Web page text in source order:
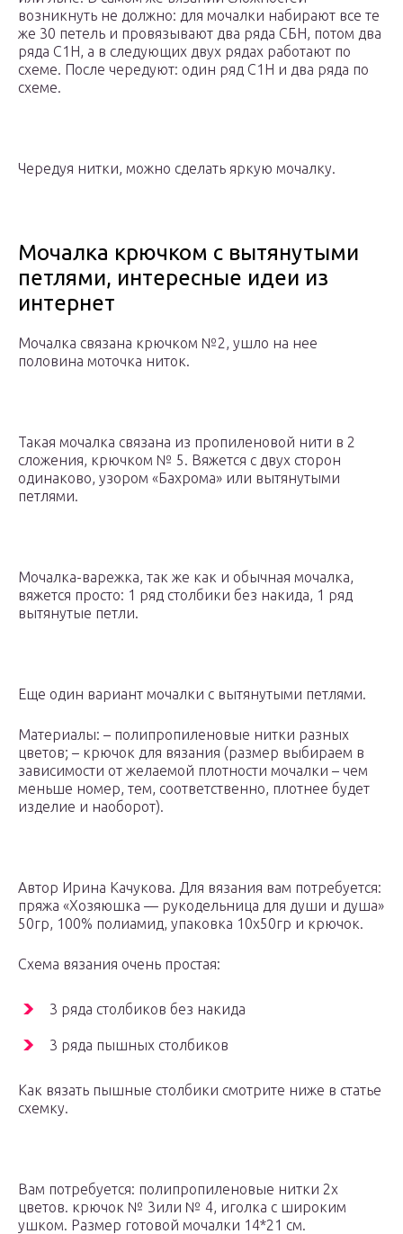
возникнуть не должно: для мочалки набирают все те
же 30 петель и провязывают два ряда СБН, потом два
ряда С1Н, а в следующих двух рядах работают по
схеме. После чередуют: один ряд С1Н и два ряда по
схеме.
Чередуя нитки, можно сделать яркую мочалку.
Мочалка крючком с вытянутыми
петлями, интересные идеи из
интернет
Мочалка связана крючком №2, ушло на нее
половина моточка ниток.
Такая мочалка связана из пропиленовой нити в 2
сложения, крючком № 5. Вяжется с двух сторон
одинаково, узором «Бахрома» или вытянутыми
петлями.
Мочалка-варежка, так же как и обычная мочалка,
вяжется просто: 1 ряд столбики без накида, 1 ряд
вытянутые петли.
Еще один вариант мочалки с вытянутыми петлями.
Материалы: – полипропиленовые нитки разных
цветов; – крючок для вязания (размер выбираем в
зависимости от желаемой плотности мочалки – чем
меньше номер, тем, соответственно, плотнее будет
изделие и наоборот).
Автор Ирина Качукова. Для вязания вам потребуется:
пряжа «Хозяюшка — рукодельница для души и душа»
50гр, 100% полиамид, упаковка 10х50гр и крючок.
Схема вязания очень простая:
3 ряда столбиков без накида
3 ряда пышных столбиков
Как вязать пышные столбики смотрите ниже в статье
схемку.
Вам потребуется: полипропиленовые нитки 2х
цветов. крючок № 3или № 4, иголка с широким
ушком. Размер готовой мочалки 14*21 см.